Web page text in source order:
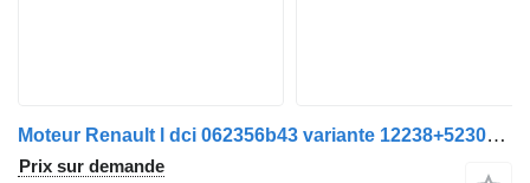
Moteur Renault l dci 062356b43 variante 12238+52302 5600117756 pour camion Renault PREMIUM 420 DCI
Prix sur demande